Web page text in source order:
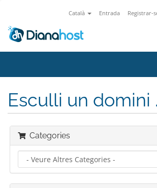
Català Entrada Registrar-
Esculli un domini
Categories